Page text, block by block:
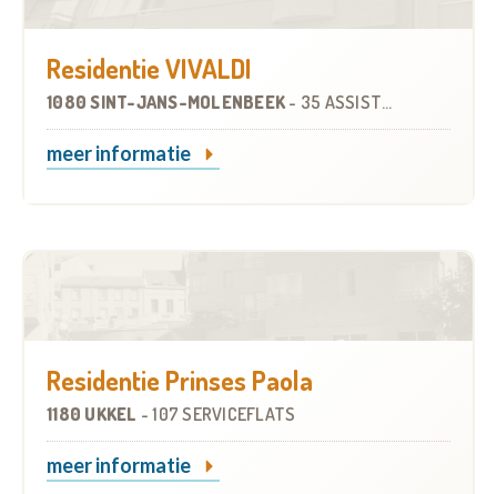
Residentie VIVALDI
1080 SINT-JANS-MOLENBEEK - 35 ASSISTENTIEWONINGEN
meer informatie
Residentie Prinses Paola
1180 UKKEL -107 SERVICEFLATS
meer informatie